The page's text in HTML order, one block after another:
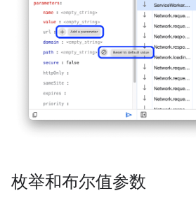
枚举和布尔值参数